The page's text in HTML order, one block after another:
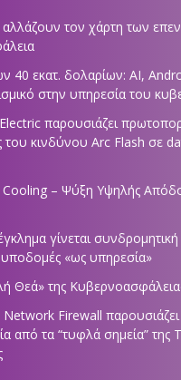
τον χάρτη των
40 εκατ. δολαρίων: AI,
στην υπηρεσία του
παρουσιάζει
του κινδύνου Arc Flash σε
– Ψύξη Υψηλής
γίνεται
«ως υπηρεσία»
Θεά» της
Firewall
από τα “τυφλά σημεία” της